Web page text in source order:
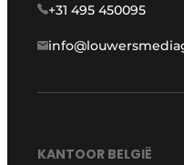
+31 495 450095
KANTOOR BELGIË